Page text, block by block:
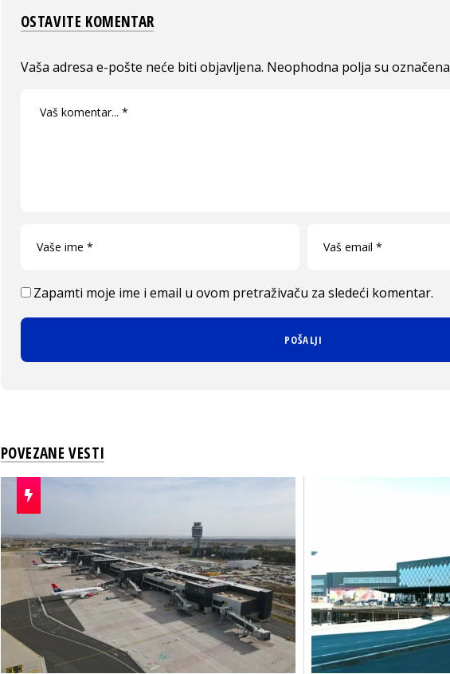
OSTAVITE KOMENTAR
Vaša adresa e-pošte neće biti objavljena. Neophodna polja su označena
Zapamti moje ime i email u ovom pretraživaču za sledeći komentar.
POVEZANE VESTI